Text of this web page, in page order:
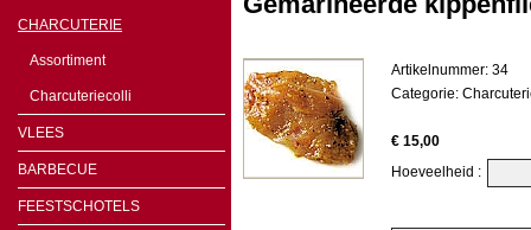
CHARCUTERIE
Assortiment
Charcuteriecolli
VLEES
BARBECUE
FEESTSCHOTELS
Artikelnummer: 34
Categorie:
€ 15,00
Hoeveelheid :